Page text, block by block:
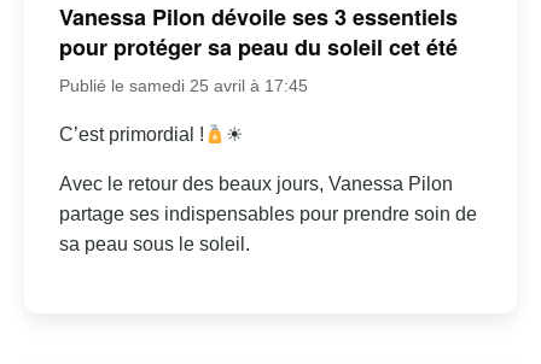
Vanessa Pilon dévoile ses 3 essentiels
pour protéger sa peau du soleil cet été
Publié le samedi 25 avril à 17:45
C’est primordial ! ☀
Avec le retour des beaux jours, Vanessa Pilon
partage ses indispensables pour prendre soin de
sa peau sous le soleil.